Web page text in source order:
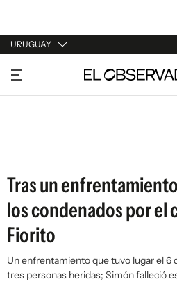
URUGUAY
URUGUAY
ARGENTINA
Tras un
los condenados por el
Fiorito
Un enfrentamiento que tuvo lugar el 6
tres personas heridas; Simón falleció